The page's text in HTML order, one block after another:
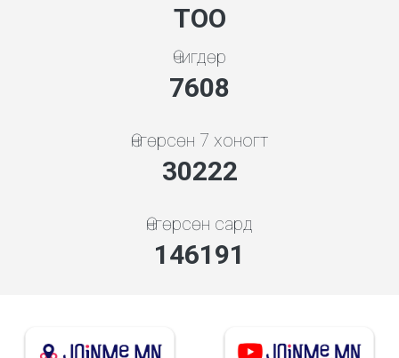
ТОО
Өчигдөр
7608
Өнгөрсөн 7 хоногт
30222
Өнгөрсөн сард
146191